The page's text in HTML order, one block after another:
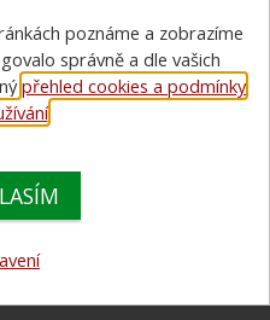
poznáme a zobrazíme
správně a dle vašich
přehled cookies a podmínky
.